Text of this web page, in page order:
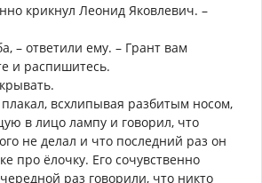
крикнул Леонид Яковлевич. –
– ответили ему. – Грант вам
и распишитесь.
всхлипывая разбитым носом,
в лицо лампу и говорил, что
не делал и что последний раз он
про ёлочку. Его сочувственно
раз говорили, что никто